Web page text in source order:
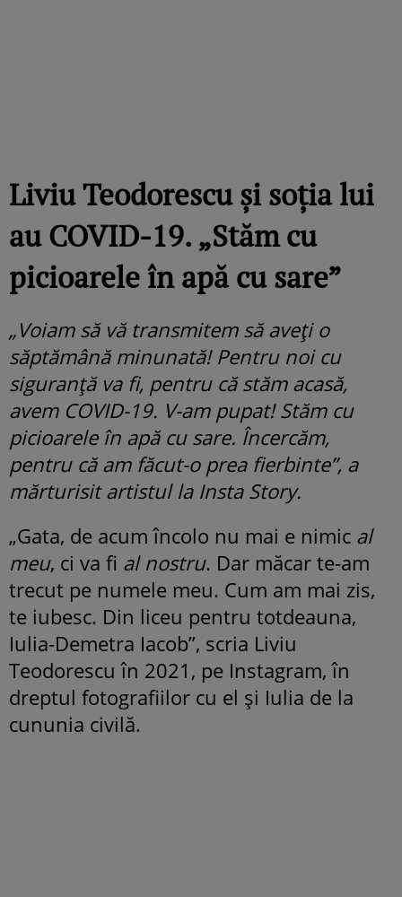
Liviu Teodorescu și soția lui
au COVID-19. „Stăm cu
picioarele în apă cu sare”
„Voiam să vă transmitem să aveți o
săptămână minunată! Pentru noi cu
siguranță va fi, pentru că stăm acasă,
avem COVID-19. V-am pupat! Stăm cu
picioarele în apă cu sare. Încercăm,
pentru că am făcut-o prea fierbinte”, a
mărturisit artistul la Insta Story.
„Gata, de acum încolo nu mai e nimic al
meu, ci va fi al nostru. Dar măcar te-am
trecut pe numele meu. Cum am mai zis,
te iubesc. Din liceu pentru totdeauna,
Iulia-Demetra Iacob”, scria Liviu
Teodorescu în 2021, pe Instagram, în
dreptul fotografiilor cu el și Iulia de la
cununia civilă.